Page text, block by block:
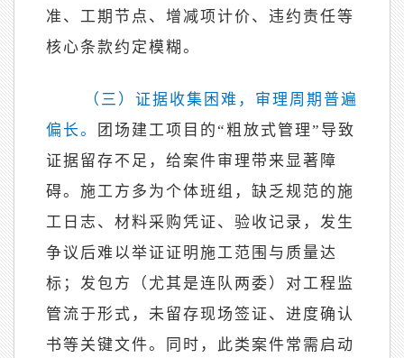
准、工期节点、增减项计价、违约责任等
核心条款约定模糊。
（三）证据收集困难，审理周期普遍
偏长。
团场建工项目的“粗放式管理”导致
证据留存不足，给案件审理带来显著障
碍。施工方多为个体班组，缺乏规范的施
工日志、材料采购凭证、验收记录，发生
争议后难以举证证明施工范围与质量达
标；发包方（尤其是连队两委）对工程监
管流于形式，未留存现场签证、进度确认
书等关键文件。同时，此类案件常需启动